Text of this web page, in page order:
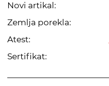
Novi artikal:
Zemlja porekla:
Atest:
Sertifikat: